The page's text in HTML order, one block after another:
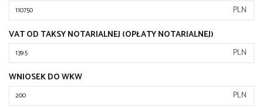
PLN
VAT OD TAKSY NOTARIALNEJ (OPŁATY NOTARIALNEJ)
PLN
WNIOSEK DO WKW
PLN